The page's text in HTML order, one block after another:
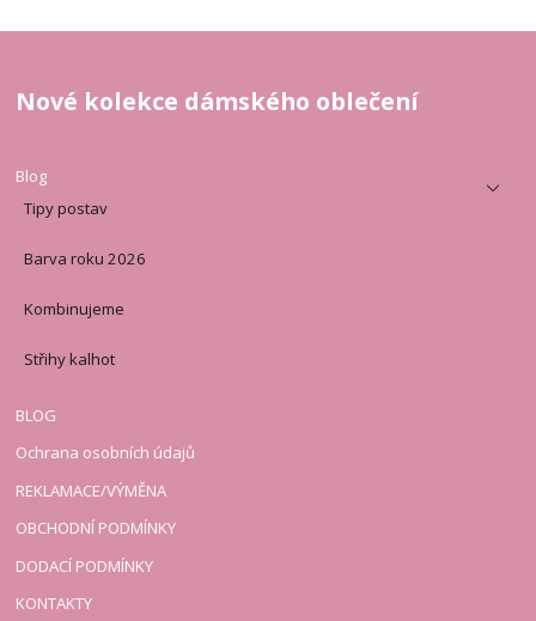
Nové kolekce dámského oblečení
Blog
Tipy postav
Barva roku 2026
Kombinujeme
Střihy kalhot
BLOG
Ochrana osobních údajů
REKLAMACE/VÝMĚNA
OBCHODNÍ PODMÍNKY
DODACÍ PODMÍNKY
KONTAKTY